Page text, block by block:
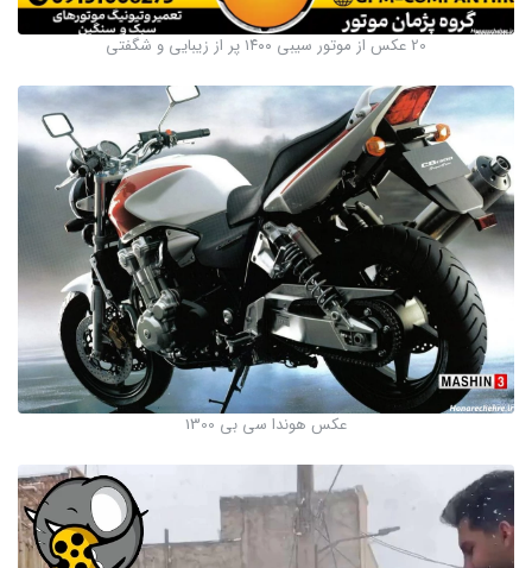
20 عکس از موتور سیبی ۱۴۰۰ پر از زیبایی و شگفتی
عکس هوندا سی بی 1300